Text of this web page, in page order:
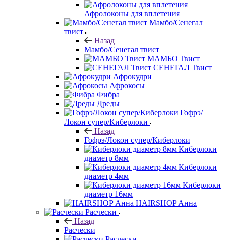
Афролоконы для вплетения
Мамбо/Сенегал
твист
Назад
Мамбо/Сенегал твист
МАМБО Твист
СЕНЕГАЛ Твист
Афрокудри
Афрокосы
Фибра
Дреды
Гофрэ/
Локон супер/Киберлоки
Назад
Гофрэ/Локон супер/Киберлоки
Киберлоки
диаметр 8мм
Киберлоки
диаметр 4мм
Киберлоки
диаметр 16мм
HAIRSHOP Анна
Расчески
Назад
Расчески